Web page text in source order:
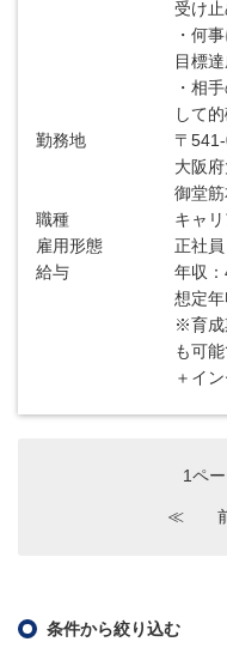
受け
・何
目標
・相
して
勤務地
〒
大阪
御堂
職種
キャ
雇用形態
正社員
給与
年収
想定
※育成
も可
＋イ
1ペ
≪
条件から絞り込む